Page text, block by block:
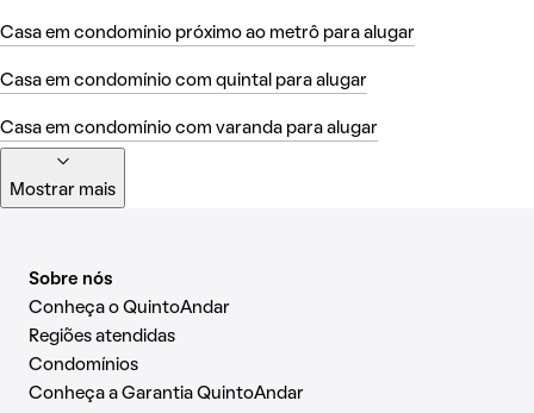
Casa em condomínio próximo ao metrô para alugar
Casa em condomínio com quintal para alugar
Casa em condomínio com varanda para alugar
Mostrar mais
Sobre nós
Conheça o QuintoAndar
Regiões atendidas
Condomínios
Conheça a Garantia QuintoAndar